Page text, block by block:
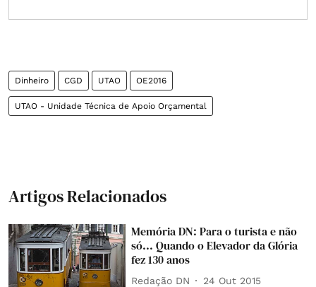
Dinheiro CGD UTAO OE2016
UTAO - Unidade Técnica de Apoio Orçamental
Artigos Relacionados
Memória DN: Para o turista e não
só... Quando o Elevador da Glória
fez 130 anos
Redação DN 24 Out 2015